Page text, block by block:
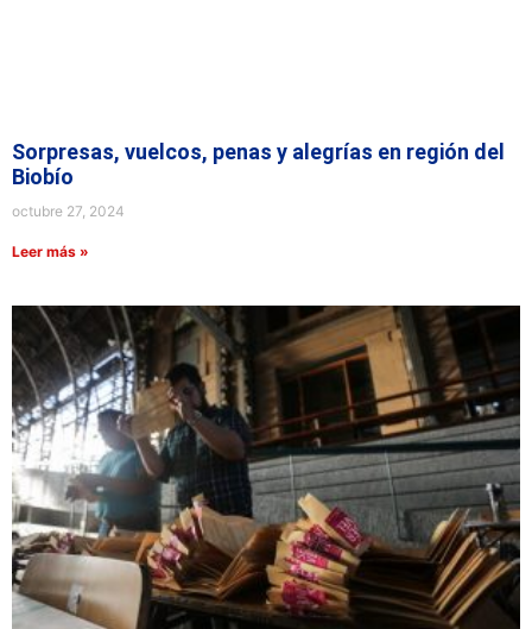
Sorpresas, vuelcos, penas y alegrías en región del
Biobío
octubre 27, 2024
Leer más »